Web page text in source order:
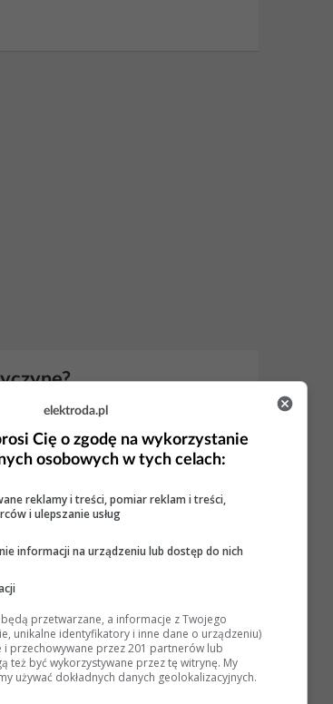
przeczytasz Regulamin? A wracając do
z podobnym i obwodami, była
raz zwierała,...
klimy i spryskiwaczy
pisałem :?:
elektroda.pl
Cię o zgodę na wykorzystanie
osobowych w tych celach:
reklamy i treści, pomiar reklam i treści,
i ulepszanie usług
informacji na urządzeniu lub dostęp do nich
przetwarzane, a informacje z Twojego
unikalne identyfikatory i inne dane o urządzeniu)
i przechowywane przez 201 partnerów lub
też być wykorzystywane przez tę witrynę. My
używać dokładnych danych geolokalizacyjnych.